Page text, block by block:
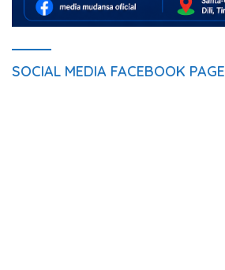
SOCIAL MEDIA FACEBOOK PAGE